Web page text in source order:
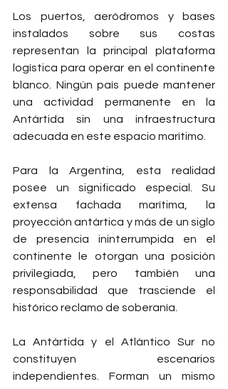
Los puertos, aeródromos y bases
instalados sobre sus costas
representan la principal plataforma
logística para operar en el continente
blanco. Ningún país puede mantener
una actividad permanente en la
Antártida sin una infraestructura
adecuada en este espacio marítimo.
Para la Argentina, esta realidad
posee un significado especial. Su
extensa fachada marítima, la
proyección antártica y más de un siglo
de presencia ininterrumpida en el
continente le otorgan una posición
privilegiada, pero también una
responsabilidad que trasciende el
histórico reclamo de soberanía.
La Antártida y el Atlántico Sur no
constituyen escenarios
independientes. Forman un mismo